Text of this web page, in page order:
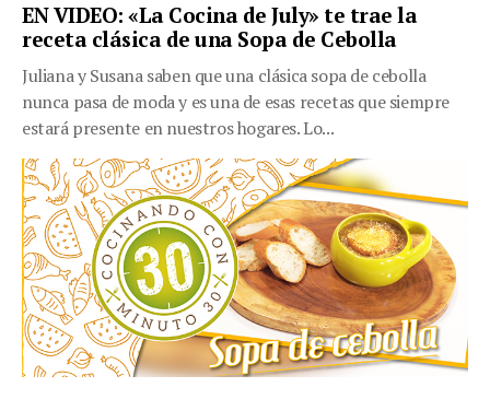
EN VIDEO: «La Cocina de July» te trae la
receta clásica de una Sopa de Cebolla
Juliana y Susana saben que una clásica sopa de cebolla
nunca pasa de moda y es una de esas recetas que siempre
estará presente en nuestros hogares. Lo...